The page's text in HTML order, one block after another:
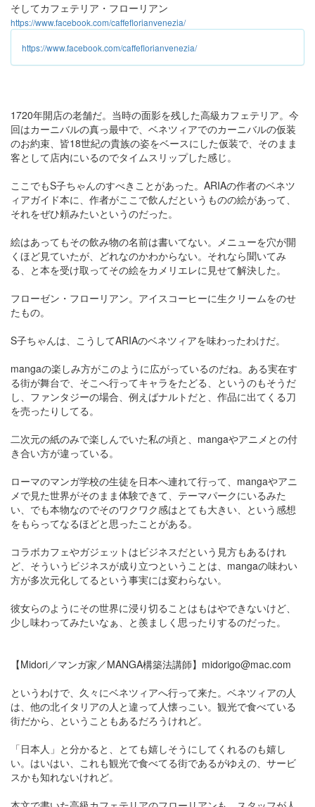
そしてカフェテリア・フローリアン
https://www.facebook.com/caffeflorianvenezia/
https://www.facebook.com/caffeflorianvenezia/
1720年開店の老舗だ。当時の面影を残した高級カフェテリア。今
回はカーニバルの真っ最中で、ベネツィアでのカーニバルの仮装
のお約束、皆18世紀の貴族の姿をベースにした仮装で、そのまま
客として店内にいるのでタイムスリップした感じ。
ここでもS子ちゃんのすべきことがあった。ARIAの作者のベネツ
ィアガイド本に、作者がここで飲んだというものの絵があって、
それをぜひ頼みたいというのだった。
絵はあってもその飲み物の名前は書いてない。メニューを穴が開
くほど見ていたが、どれなのかわからない。それなら聞いてみ
る、と本を受け取ってその絵をカメリエレに見せて解決した。
フローゼン・フローリアン。アイスコーヒーに生クリームをのせ
たもの。
S子ちゃんは、こうしてARIAのベネツィアを味わったわけだ。
mangaの楽しみ方がこのように広がっているのだね。ある実在す
る街が舞台で、そこへ行ってキャラをたどる、というのもそうだ
し、ファンタジーの場合、例えばナルトだと、作品に出てくる刀
を売ったりしてる。
二次元の紙のみで楽しんでいた私の頃と、mangaやアニメとの付
き合い方が違っている。
ローマのマンガ学校の生徒を日本へ連れて行って、mangaやアニ
メで見た世界がそのまま体験できて、テーマパークにいるみた
い、でも本物なのでそのワクワク感はとても大きい、という感想
をもらってなるほどと思ったことがある。
コラボカフェやガジェットはビジネスだという見方もあるけれ
ど、そういうビジネスが成り立つということは、mangaの味わい
方が多次元化してるという事実には変わらない。
彼女らのようにその世界に浸り切ることはもはやできないけど、
少し味わってみたいなぁ、と羨ましく思ったりするのだった。
【Midori／マンガ家／MANGA構築法講師】midorigo@mac.com
というわけで、久々にベネツィアへ行って来た。ベネツィアの人
は、他の北イタリアの人と違って人懐っこい。観光で食べている
街だから、ということもあるだろうけれど。
「日本人」と分かると、とても嬉しそうにしてくれるのも嬉し
い。はいはい、これも観光で食べてる街であるがゆえの、サービ
スかも知れないけれど。